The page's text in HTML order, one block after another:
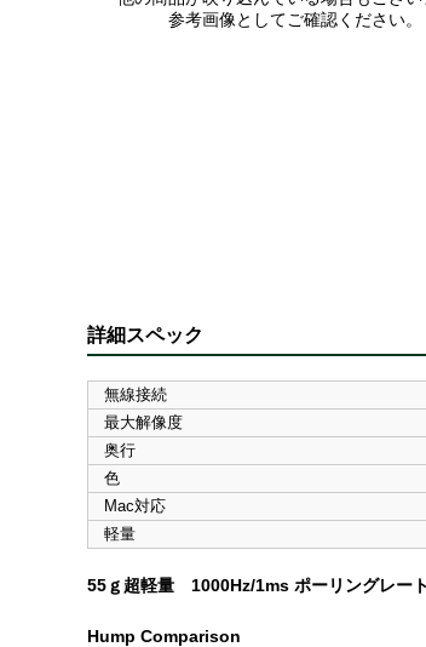
参考画像としてご確認ください。
詳細スペック
無線接続
最大解像度
奥行
色
Mac対応
軽量
55ｇ超軽量 1000Hz/1ms ポーリングレー
Hump Comparison